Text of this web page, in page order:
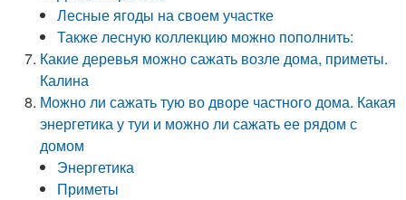
Лесные ягоды на своем участке
Также лесную коллекцию можно пополнить:
Какие деревья можно сажать возле дома, приметы.
Калина
Можно ли сажать тую во дворе частного дома. Какая
энергетика у туи и можно ли сажать ее рядом с
домом
Энергетика
Приметы